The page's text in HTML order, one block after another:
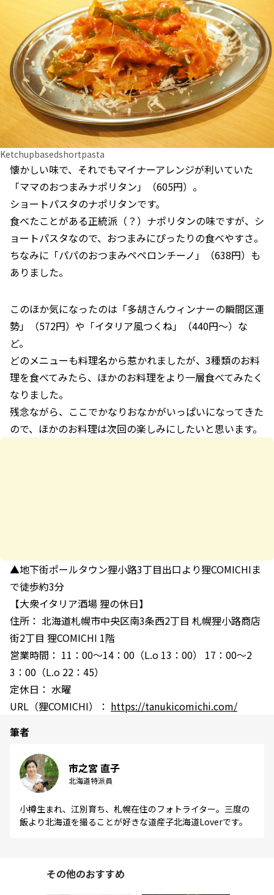
Ketchupbasedshortpasta
懐かしい味で、それでもマイナーアレンジが利いていた
「ママのおつまみナポリタン」（605円）。
ショートパスタのナポリタンです。
食べたことがある正統派（？）ナポリタンの味ですが、シ
ョートパスタなので、おつまみにぴったりの食べやすさ。
ちなみに「パパのおつまみペペロンチーノ」（638円）も
ありました。
このほか気になったのは「多胡さんウィンナーの瞬間区運
勢」（572円）や「イタリア風つくね」（440円～）な
ど。
どのメニューも料理名から惹かれましたが、3種類のお料
理を食べてみたら、ほかのお料理をより一層食べてみたく
なりました。
残念ながら、ここでかなりおなかがいっぱいになってきた
ので、ほかのお料理は次回の楽しみにしたいと思います。
▲地下街ポールタウン狸小路3丁目出口より狸COMICHIま
で徒歩約3分
【大衆イタリア酒場 狸の休日】
住所： 北海道札幌市中央区南3条西2丁目 札幌狸小路商店
街2丁目 狸COMICHI 1階
営業時間： 11：00～14：00（L.o 13：00） 17：00～2
3：00（L.o 22：45）
定休日： 水曜
URL（狸COMICHI）： https://tanukicomichi.com/
筆者
市之宮 直子
北海道特派員
小樽生まれ、江別育ち、札幌在住のフォトライター。三度の
飯より北海道を撮ることが好きな道産子北海道Loverです。
その他のおすすめ